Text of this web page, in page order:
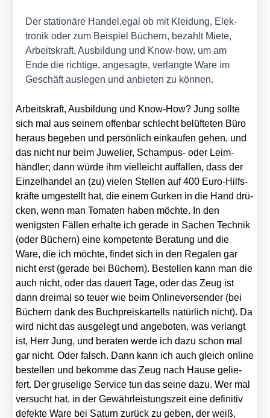
Der sta­tio­nä­re Handel,egal ob mit Klei­dung, Elek­
tro­nik oder zum Bei­spiel Büchern, bezahlt Mie­te,
Arbeits­kraft, Aus­bil­dung und Know-how, um am
Ende die rich­ti­ge, ange­sag­te, ver­lang­te Ware im
Geschäft aus­le­gen und anbie­ten zu kön­nen.
Arbeits­kraft, Aus­bil­dung und Know-How? Jung soll­te
sich mal aus sei­nem offen­bar schlecht belüf­te­ten Büro
her­aus bege­ben und per­sön­lich ein­kau­fen gehen, und
das nicht nur beim Juwe­lier, Scham­pus- oder Leim­
händ­ler; dann wür­de ihm viel­leicht auf­fal­len, dass der
Ein­zel­han­del an (zu) vie­len Stel­len auf 400 Euro-Hilfs­
kräf­te umge­stellt hat, die einem Gur­ken in die Hand drü­
cken, wenn man Toma­ten haben möch­te. In den
wenigs­ten Fäl­len erhal­te ich gera­de in Sachen Tech­nik
(oder Büchern) eine kom­pe­ten­te Bera­tung und die
Ware, die ich möch­te, fin­det sich in den Rega­len gar
nicht erst (gera­de bei Büchern). Bestel­len kann man die
auch nicht, oder das dau­ert Tage, oder das Zeug ist
dann drei­mal so teu­er wie beim Onlin­ever­sen­der (bei
Büchern dank des Buch­preis­kar­tells natür­lich nicht). Da
wird nicht das aus­ge­legt und ange­bo­ten, was ver­langt
ist, Herr Jung, und bera­ten wer­de ich dazu schon mal
gar nicht. Oder falsch. Dann kann ich auch gleich online
bestel­len und bekom­me das Zeug nach Hau­se gelie­
fert. Der gru­se­li­ge Ser­vice tun das sei­ne dazu. Wer mal
ver­sucht hat, in der Gewähr­leis­tungs­zeit eine defi­ni­tiv
defek­te Ware bei Saturn zurück zu geben, der weiß,